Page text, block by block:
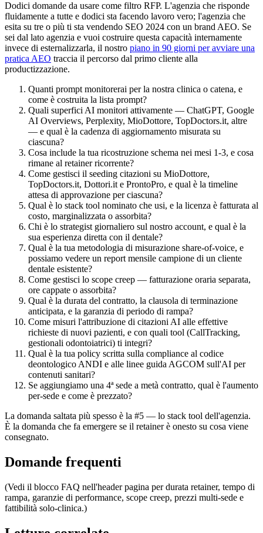
Dodici domande da usare come filtro RFP. L'agenzia che risponde
fluidamente a tutte e dodici sta facendo lavoro vero; l'agenzia che
esita su tre o più ti sta vendendo SEO 2024 con un brand AEO. Se
sei dal lato agenzia e vuoi costruire questa capacità internamente
invece di esternalizzarla, il nostro piano in 90 giorni per avviare una
pratica AEO traccia il percorso dal primo cliente alla
productizzazione.
Quanti prompt monitorerai per la nostra clinica o catena, e
come è costruita la lista prompt?
Quali superfici AI monitori attivamente — ChatGPT, Google
AI Overviews, Perplexity, MioDottore, TopDoctors.it, altre
— e qual è la cadenza di aggiornamento misurata su
ciascuna?
Cosa include la tua ricostruzione schema nei mesi 1-3, e cosa
rimane al retainer ricorrente?
Come gestisci il seeding citazioni su MioDottore,
TopDoctors.it, Dottori.it e ProntoPro, e qual è la timeline
attesa di approvazione per ciascuna?
Qual è lo stack tool nominato che usi, e la licenza è fatturata al
costo, marginalizzata o assorbita?
Chi è lo strategist giornaliero sul nostro account, e qual è la
sua esperienza diretta con il dentale?
Qual è la tua metodologia di misurazione share-of-voice, e
possiamo vedere un report mensile campione di un cliente
dentale esistente?
Come gestisci lo scope creep — fatturazione oraria separata,
ore cappate o assorbita?
Qual è la durata del contratto, la clausola di terminazione
anticipata, e la garanzia di periodo di rampa?
Come misuri l'attribuzione di citazioni AI alle effettive
richieste di nuovi pazienti, e con quali tool (CallTracking,
gestionali odontoiatrici) ti integri?
Qual è la tua policy scritta sulla compliance al codice
deontologico ANDI e alle linee guida AGCOM sull'AI per
contenuti sanitari?
Se aggiungiamo una 4ª sede a metà contratto, qual è l'aumento
per-sede e come è prezzato?
La domanda saltata più spesso è la #5 — lo stack tool dell'agenzia.
È la domanda che fa emergere se il retainer è onesto su cosa viene
consegnato.
Domande frequenti
(Vedi il blocco FAQ nell'header pagina per durata retainer, tempo di
rampa, garanzie di performance, scope creep, prezzi multi-sede e
fattibilità solo-clinica.)